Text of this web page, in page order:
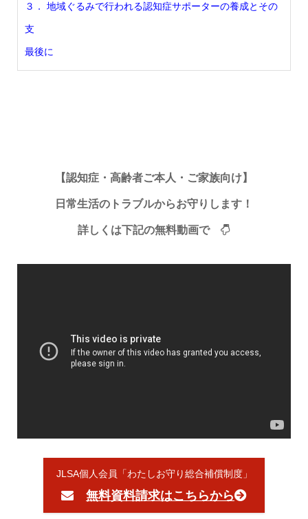
３． 地域ぐるみで行われる認知症サポーターの養成とその
支
最後に
【認知症・高齢者ご本人・ご家族向け】
日常生活のトラブルからお守りします！
詳しくは下記の無料動画で
JLSA個人会員「わたしお守り総合補償制度」
無料資料請求はこちらから